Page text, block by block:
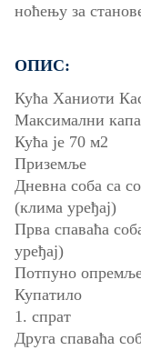
ноћењу за
ОПИС:
Кућа Ханиоти
Максимални
Кућа је 70 м2
Приземље
Дневна соба са
(клима уређај)
Прва спаваћа
уређај)
Потпуно
Купатило
1. спрат
Друга спаваћа